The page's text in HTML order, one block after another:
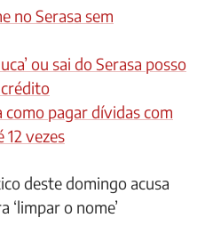
no Serasa sem
ou sai do Serasa posso
como pagar dívidas com
vezes
deste domingo acusa
‘limpar o nome’